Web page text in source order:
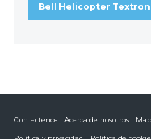
Bell Helicopter
Contactenos Acerca de nosotros